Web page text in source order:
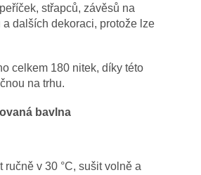
střapců, závěsů na
a dalších dekoraci, protože lze
celkem 180 nitek, díky této
na trhu.
bavlna
ručně v 30 °C, sušit volně a